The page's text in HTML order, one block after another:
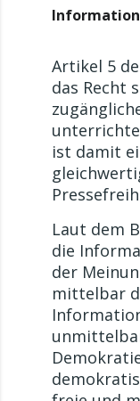
Artikel 5
das Recht
ist damit
Laut dem
die
der
mittelbar